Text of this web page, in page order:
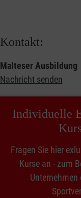
Kontakt:
Malteser Ausbildung
Nachricht senden
Individuelle
Fragen Sie hier
Kurse an - zum
Unternehmen